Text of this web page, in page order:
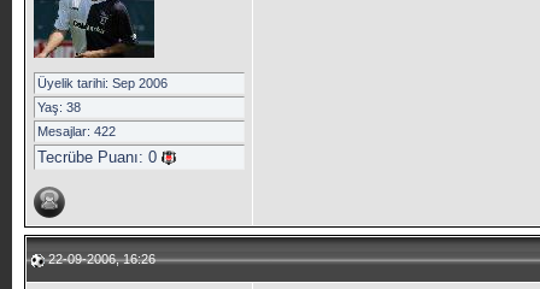
Üyelik tarihi: Sep 2006
Yaş: 38
Mesajlar: 422
Tecrübe Puanı: 0
22-09-2006, 16:26